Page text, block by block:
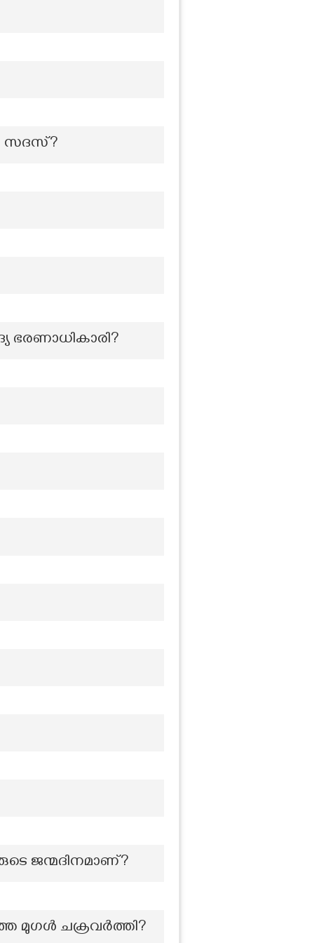
സദസ്?
ജന്മദിനമാണ്?
മുഗൾ ചക്രവർത്തി?